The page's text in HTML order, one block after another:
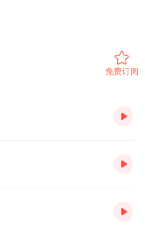
免费订阅